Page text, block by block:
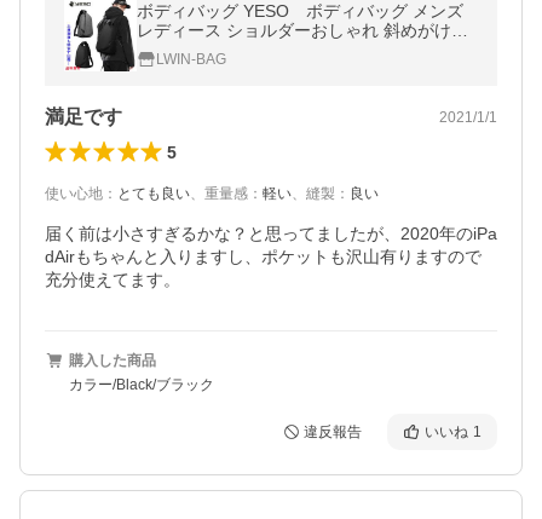
ボディバッグ YESO ボディバッグ メンズ
レディース ショルダーおしゃれ 斜めがけバ
ッグ 背面 ファスナー 通勤 通学 ボディバッ
グ Y18102A 新作
LWIN-BAG
満足です 2021/1/1
5
使い心地 ： とても良い、 重量感 ： 軽い、 縫製 ： 良い
届く前は小さすぎるかな？と思ってましたが、2020年のiPa
dAirもちゃんと入りますし、ポケットも沢山有りますので
充分使えてます。
購入した商品
カラー/Black/ブラック
違反報告 いいね 1